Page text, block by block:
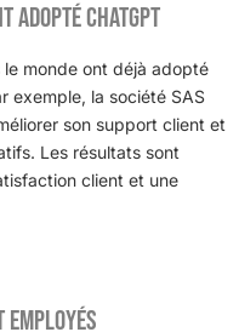
adopté ChatGPT
monde ont déjà adopté
exemple, la société SAS
son support client et
Les résultats sont
client et une
employés